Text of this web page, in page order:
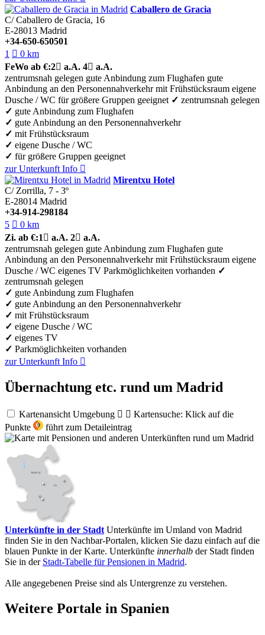
Caballero de Gracia
C/ Caballero de Gracia, 16
E-28013 Madrid
+34-650-650501
1  0 km
FeWo ab €:2 a.A. 4 a.A.
zentrumsnah gelegen gute Anbindung zum Flughafen gute
Anbindung an den Personennahverkehr mit Frühstücksraum eigene
Dusche / WC für größere Gruppen geeignet ✓ zentrumsnah gelegen
✓ gute Anbindung zum Flughafen
✓ gute Anbindung an den Personennahverkehr
✓ mit Frühstücksraum
✓ eigene Dusche / WC
✓ für größere Gruppen geeignet
zur Unterkunft Info 
Mirentxu Hotel
C/ Zorrilla, 7 - 3º
E-28014 Madrid
+34-914-298184
5  0 km
Zi. ab €:1 a.A. 2 a.A.
zentrumsnah gelegen gute Anbindung zum Flughafen gute
Anbindung an den Personennahverkehr mit Frühstücksraum eigene
Dusche / WC eigenes TV Parkmöglichkeiten vorhanden ✓
zentrumsnah gelegen
✓ gute Anbindung zum Flughafen
✓ gute Anbindung an den Personennahverkehr
✓ mit Frühstücksraum
✓ eigene Dusche / WC
✓ eigenes TV
✓ Parkmöglichkeiten vorhanden
zur Unterkunft Info 
Übernachtung etc. rund um Madrid
Kartenansicht Umgebung   Kartensuche: Klick auf die
Punkte
führt zum Detaileintrag
Unterkünfte in der Stadt Unterkünfte im Umland von Madrid
finden Sie in den Nachbar-Portalen, klicken Sie dazu einfach auf die
blauen Punkte in der Karte. Unterkünfte innerhalb der Stadt finden
Sie in der Stadt-Tabelle für Pensionen in Madrid.
Alle angegebenen Preise sind als Untergrenze zu verstehen.
Weitere Portale in Spanien